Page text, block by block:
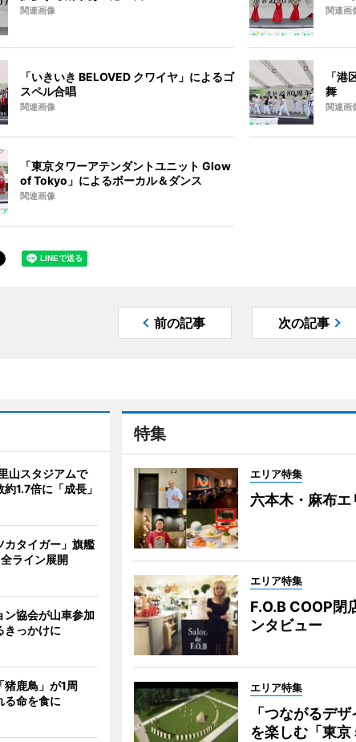
関連画像 関連画
「いきいき BELOVED クワイヤ」によるゴ
スペル合唱
関連画像
「
舞
関連画
「東京タワーアテンダントユニット Glow
of Tokyo」によるボーカル＆ダンス
関連画像
前の記事 次の記事
特集
エリア特集
六本木・麻布エ
エリア特集
F.O.B COOP
ンタビュー
エリア特集
「つながるデ
を楽しむ「東京
山スタジアムで
1.7倍に「成長」
カタイガー」旗艦
ライン展開
ン協会が山車参加
っかけに
猪鹿鳥」が1周
命を食に